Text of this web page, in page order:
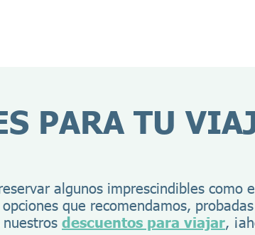
PARA TU
algunos imprescindibles como
que recomendamos,
descuentos para viajar,